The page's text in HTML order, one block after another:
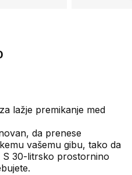
lažje premikanje med
da prenese
vašemu gibu, tako da
S 30-litrsko prostornino